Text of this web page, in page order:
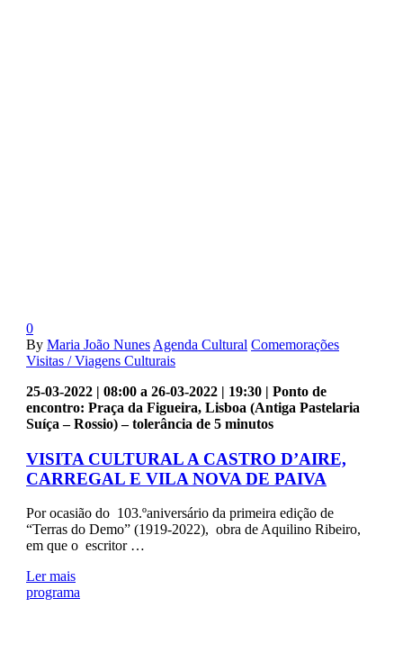
0
By Maria João Nunes Agenda Cultural Comemorações
Visitas / Viagens Culturais
25-03-2022 | 08:00 a 26-03-2022 | 19:30 | Ponto de
encontro: Praça da Figueira, Lisboa (Antiga Pastelaria
Suíça – Rossio) – tolerância de 5 minutos
VISITA CULTURAL A CASTRO D’AIRE,
CARREGAL E VILA NOVA DE PAIVA
Por ocasião do 103.ºaniversário da primeira edição de
“Terras do Demo” (1919-2022), obra de Aquilino Ribeiro,
em que o escritor …
Ler mais
programa